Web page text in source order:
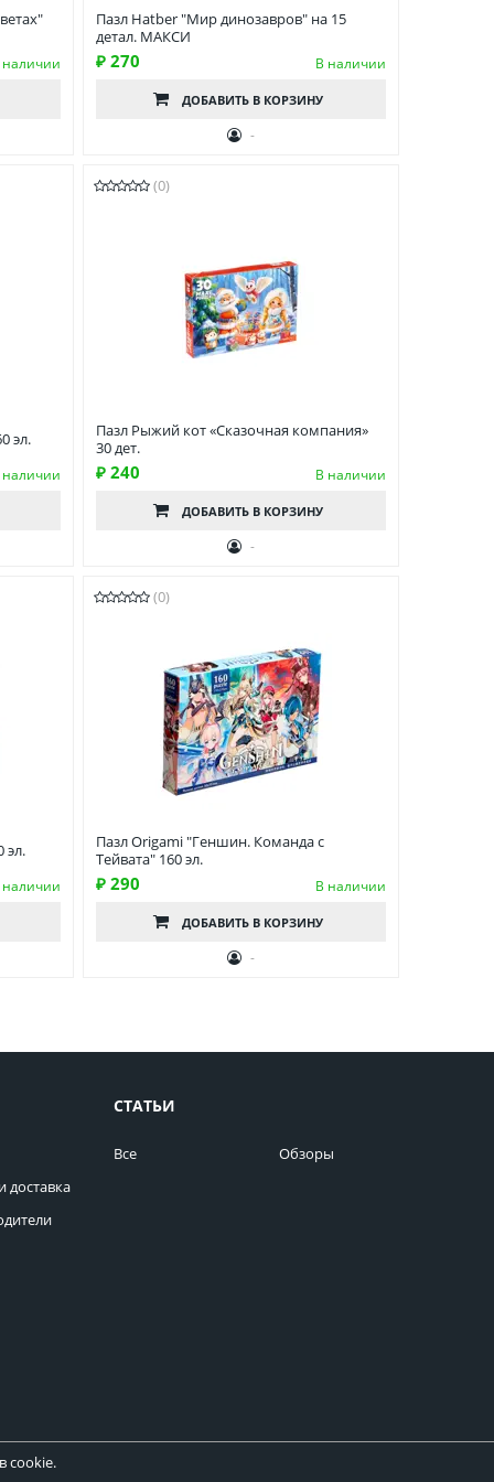
Пазл Hatber "Мир динозавров" на 15
детал. МАКСИ
₽ 270 В наличии
ДОБАВИТЬ В КОРЗИНУ
-
эл.
(0)
Пазл Рыжий кот «Сказочная компания»
30 дет.
₽ 240 В наличии
ДОБАВИТЬ В КОРЗИНУ
-
эл.
(0)
Пазл Origami "Геншин. Команда с
Тейвата" 160 эл.
₽ 290 В наличии
ДОБАВИТЬ В КОРЗИНУ
-
доставка
СТАТЬИ
Все Обзоры
cookie.